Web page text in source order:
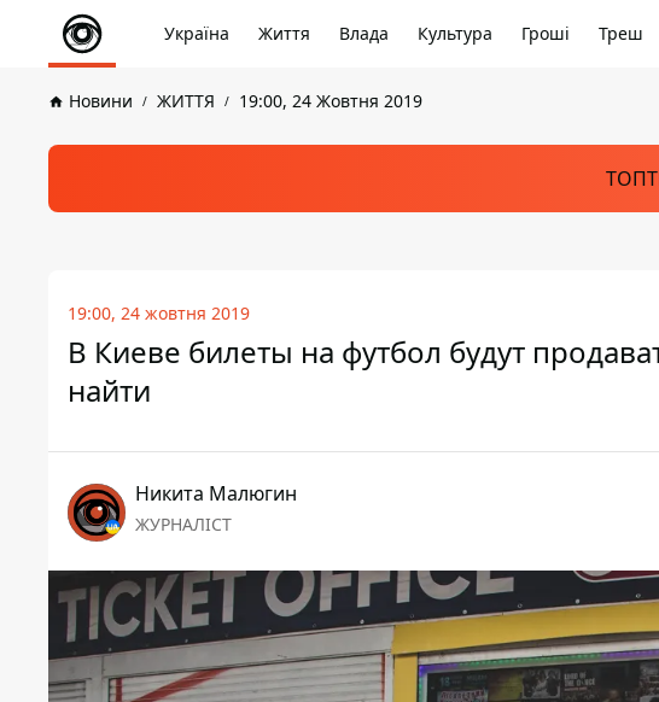
Україна Життя Влада Культура Гроші Треш
Новини ЖИТТЯ 19:00, 24 Жовтня 2019
19:00, 24 жовтня 2019
В Киеве билеты на футбол будут
найти
Никита Малюгин
ЖУРНАЛІСТ